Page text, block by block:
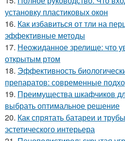
установку пластиковых окон
16. Как избавиться от тли на
эффективные методы
17. Неожиданное зрелище: что
открытым ртом
18. Эффективность
препаратов: современные
19. Преимущества шкафчиков
выбрать оптимальное решение
20. Как спрятать батареи и
эстетического интерьера